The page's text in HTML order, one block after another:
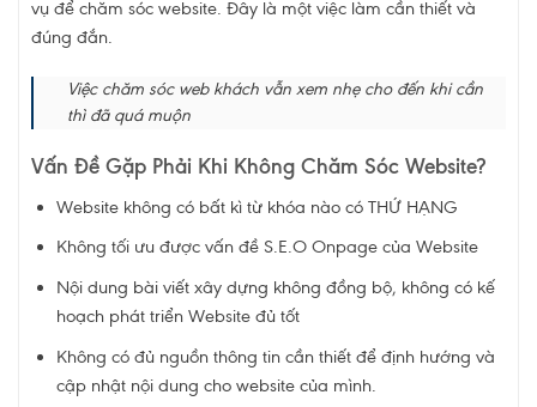
vụ để chăm sóc website. Đây là một việc làm cần thiết và
đúng đắn.
Việc chăm sóc web khách vẫn xem nhẹ cho đến khi cần
thì đã quá muộn
Vấn Đề Gặp Phải Khi Không Chăm Sóc Website?
Website không có bất kì từ khóa nào có THỨ HẠNG
Không tối ưu được vấn đề S.E.O Onpage của Website
Nội dung bài viết xây dựng không đồng bộ, không có kế
hoạch phát triển Website đủ tốt
Không có đủ nguồn thông tin cần thiết để định hướng và
cập nhật nội dung cho website của mình.